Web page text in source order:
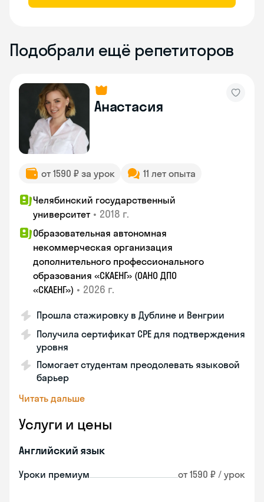
Подобрали ещё репетиторов
Анастасия
от 1590 ₽ за урок 11 лет опыта
Челябинский государственный
университет • 2018 г.
Образовательная автономная
некоммерческая организация
дополнительного профессионального
образования «СКАЕНГ» (ОАНО ДПО
«СКАЕНГ») • 2026 г.
Прошла стажировку в Дублине и Венгрии
Получила сертификат CPE для подтверждения
уровня
Помогает студентам преодолевать языковой
барьер
Читать дальше
Услуги и цены
Английский язык
Уроки премиум от 1590 ₽ / урок